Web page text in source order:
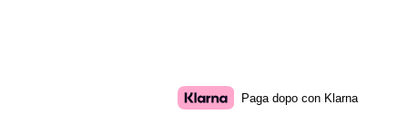
Paga dopo con Klarna